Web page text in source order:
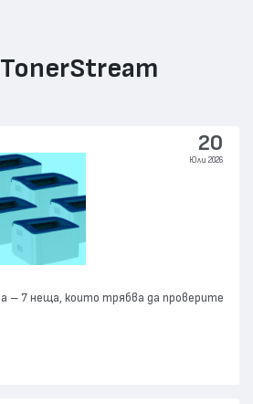
20
Юли 2026
– 7 неща, които трябва да проверите